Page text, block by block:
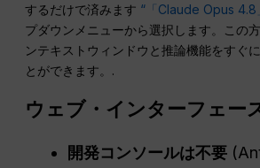
するだけで済みます “「Claude Opus 4.8
プダウンメニューから選択します。この
ンテキストウィンドウと推論機能をすぐ
とができます。.
ウェブ・インターフェー
開発コンソールは不要